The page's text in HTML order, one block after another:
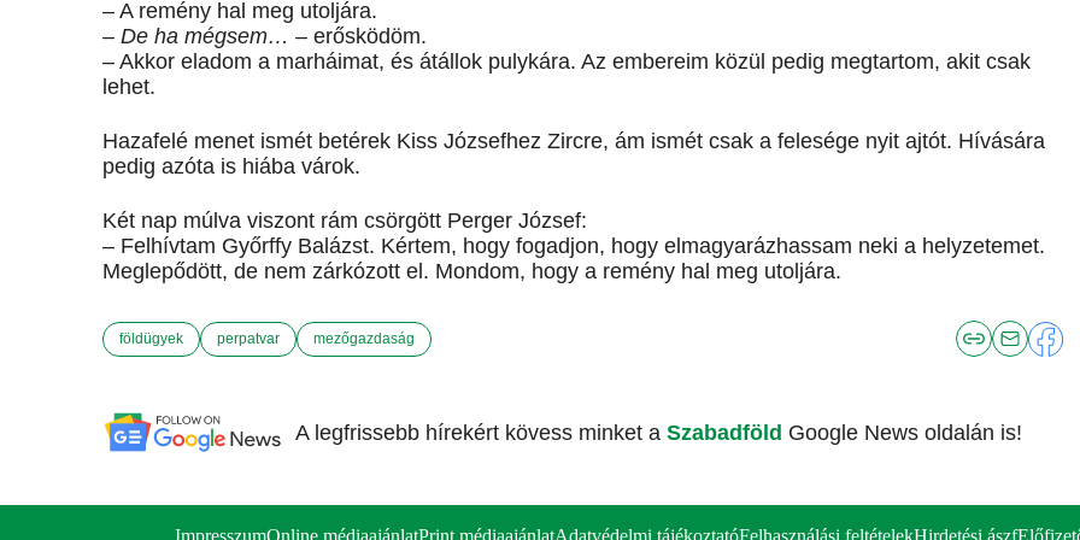
– A remény hal meg utoljára.
– De ha mégsem… – erősködöm.
– Akkor eladom a marháimat, és átállok pulykára. Az embereim közül pedig megtartom, akit csak
lehet.
Hazafelé menet ismét betérek Kiss Józsefhez Zircre, ám ismét csak a felesége nyit ajtót. Hívására
pedig azóta is hiába várok.
Két nap múlva viszont rám csörgött Perger József:
– Felhívtam Győrffy Balázst. Kértem, hogy fogadjon, hogy elmagyarázhassam neki a helyzetemet.
Meglepődött, de nem zárkózott el. Mondom, hogy a remény hal meg utoljára.
földügyek perpatvar mezőgazdaság
A legfrissebb hírekért kövess minket a Szabadföld Google News oldalán is!